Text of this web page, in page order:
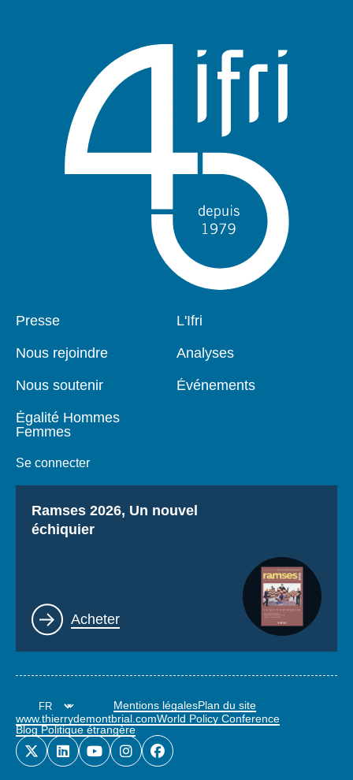
Pied
Presse
Nous rejoindre
Nous soutenir
Égalité Hommes
Femmes
Se connecter
Navigation
L'Ifri
Analyses
Événements
Titre
Ramses 2026, Un nouvel
échiquier
Lien
Acheter
Mentions légalesPlan du site
www.thierrydemontbrial.comWorld Policy Conference
Blog Politique étrangère